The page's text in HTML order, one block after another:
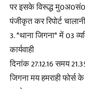
पर इसके विरूद्ध
पंजीकृत कर रिपोर्ट
3. *थाना जिगना* में 03
कार्यवाही
दिनांक 27.12.16 समय
जिगना मय हमराही